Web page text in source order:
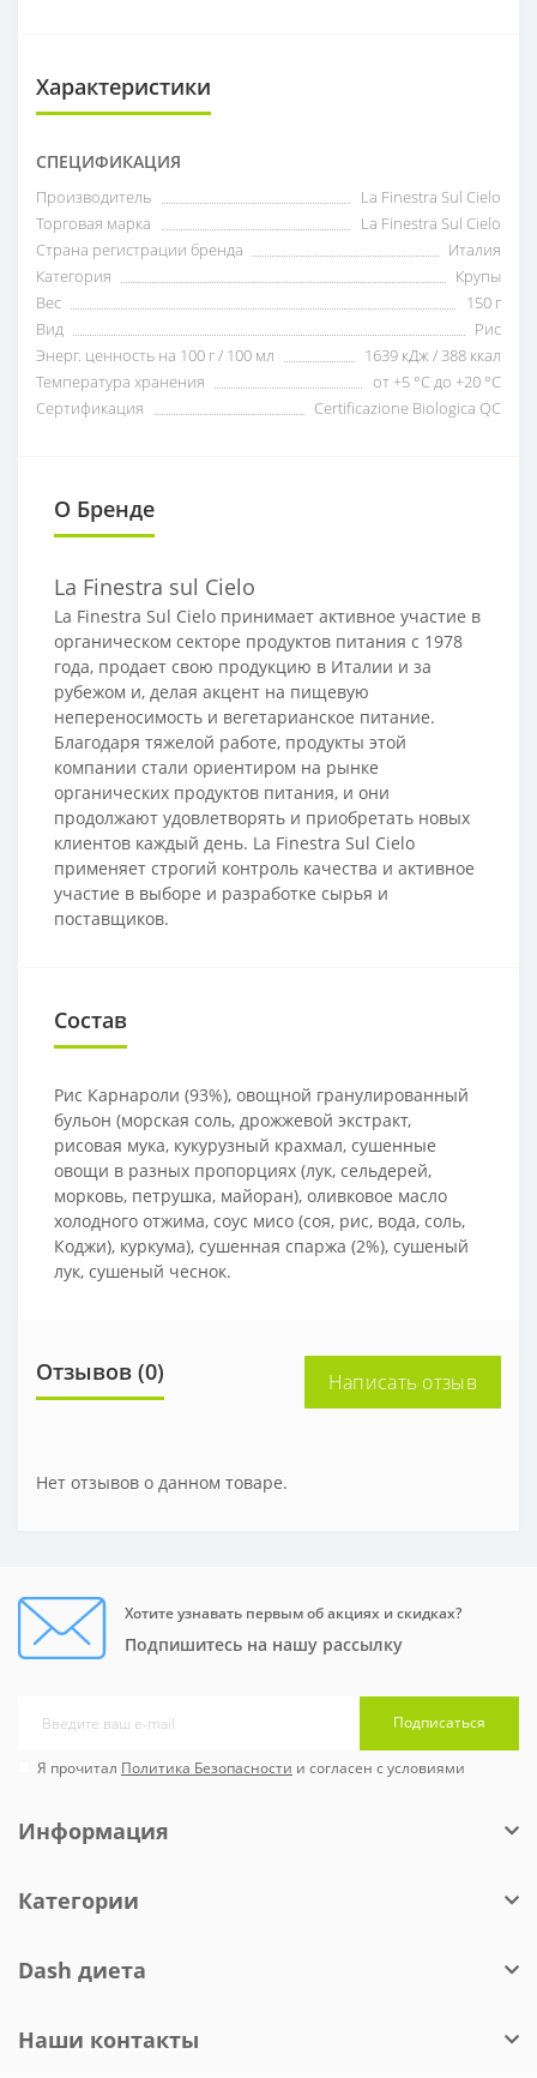
Характеристики
СПЕЦИФИКАЦИЯ
Производитель
La Finestra Sul Cielo
Торговая марка
La Finestra Sul Cielo
Страна регистрации бренда
Италия
Категория
Крупы
Вес
150 г
Вид
Рис
Энерг. ценность на 100 г / 100 мл
1639 кДж / 388 ккал
Температура хранения
от +5 °C до +20 °C
Сертификация
Certificazione Biologica QC
О Бренде
La Finestra sul Cielo
La Finestra Sul Cielo принимает активное участие в
органическом секторе продуктов питания с 1978
года, продает свою продукцию в Италии и за
рубежом и, делая акцент на пищевую
непереносимость и вегетарианское питание.
Благодаря тяжелой работе, продукты этой
компании стали ориентиром на рынке
органических продуктов питания, и они
продолжают удовлетворять и приобретать новых
клиентов каждый день. La Finestra Sul Cielo
применяет строгий контроль качества и активное
участие в выборе и разработке сырья и
поставщиков.
Состав
Рис Карнароли (93%), овощной гранулированный
бульон (морская соль, дрожжевой экстракт,
рисовая мука, кукурузный крахмал, сушенные
овощи в разных пропорциях (лук, сельдерей,
морковь, петрушка, майоран), оливковое масло
холодного отжима, соус мисо (соя, рис, вода, соль,
Коджи), куркума), сушенная спаржа (2%), сушеный
лук, сушеный чеснок.
Отзывов (0) Написать отзыв
Нет отзывов о данном товаре.
Хотите узнавать первым об акциях и скидках?
Подпишитесь на нашу рассылку
Подписаться
Я прочитал Политика Безопасности и согласен с условиями
Информация
Категории
Dash диета
Наши контакты